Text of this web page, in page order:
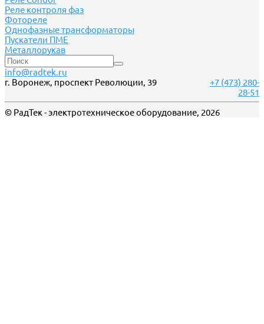
Реле контроля фаз
Фотореле
Однофазные трансформаторы
Пускатели ПМЕ
Металлорукав
info@radtek.ru
г. Воронеж, проспект Революции, 39
+7 (473) 280-
28-51
© РадТек - электротехническое оборудование, 2026